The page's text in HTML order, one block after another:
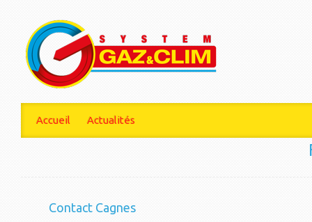
Accueil Actualités
Contact Cagnes